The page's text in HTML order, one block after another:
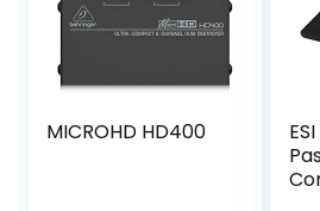
MICROHD HD400